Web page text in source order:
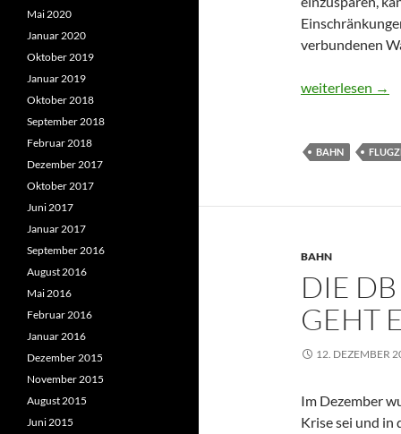
verbundenen
Nachtzüge als
weiterlesen →
BAHN
BAHN
DIE
GEHT
12. DEZEMBER
Im Dezember
Krise sei und in
Mai 2020
Januar 2020
Oktober 2019
Januar 2019
Oktober 2018
September 2018
Februar 2018
Dezember 2017
Oktober 2017
Juni 2017
Januar 2017
September 2016
August 2016
Mai 2016
Februar 2016
Januar 2016
Dezember 2015
November 2015
August 2015
Juni 2015